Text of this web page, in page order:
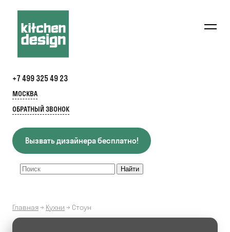
+7 499 325 49 23
МОСКВА
ОБРАТНЫЙ ЗВОНОК
Вызвать дизайнера бесплатно!
Главная→ Кухни → Стоун